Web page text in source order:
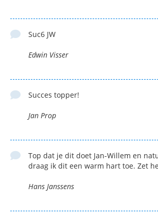
Suc6 JW
Edwin Visser
Succes topper!
Jan Prop
Top dat je dit doet Jan-Willem en
draag ik dit een warm hart toe. Zet
Hans Janssens